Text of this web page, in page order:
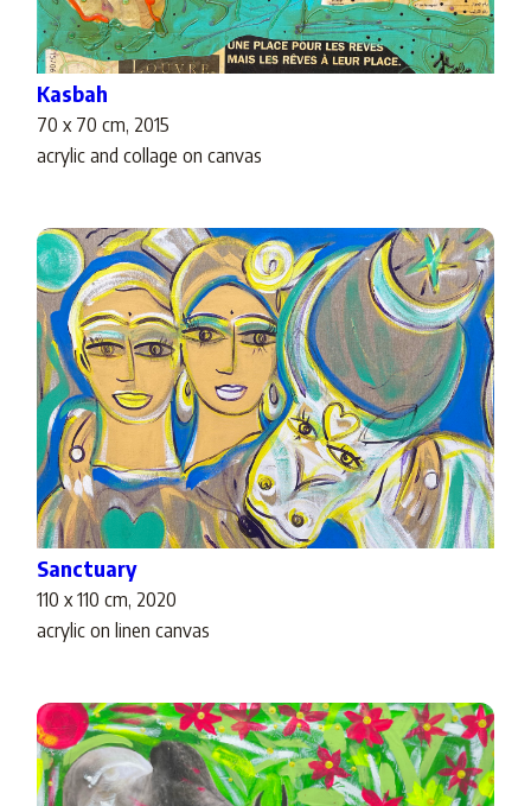
Kasbah
70 x 70 cm, 2015
acrylic and collage on canvas
Sanctuary
110 x 110 cm, 2020
acrylic on linen canvas